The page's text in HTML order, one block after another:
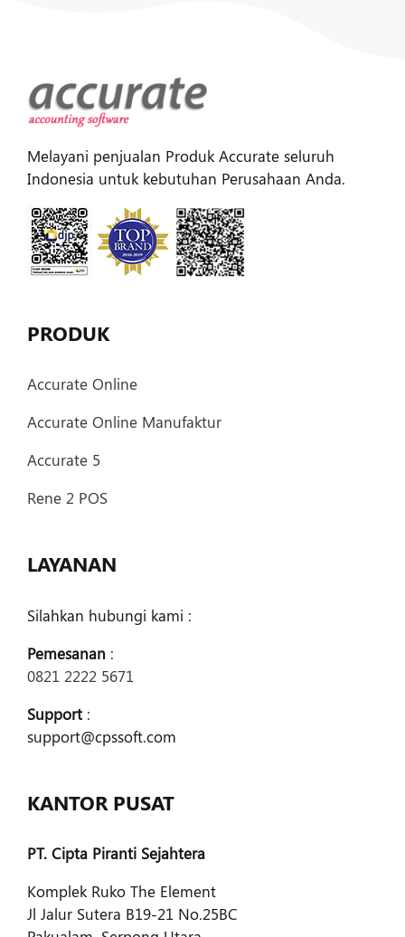
Melayani penjualan Produk Accurate seluruh
Indonesia untuk kebutuhan Perusahaan Anda.
PRODUK
Accurate Online
Accurate Online Manufaktur
Accurate 5
Rene 2 POS
LAYANAN
Silahkan hubungi kami :
Pemesanan:
0821 2222 5671
Support:
support@cpssoft.com
KANTOR PUSAT
PT. Cipta Piranti Sejahtera
Komplek Ruko The Element
Jl Jalur Sutera B19-21 No.25BC